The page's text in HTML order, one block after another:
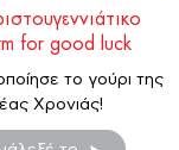
for good luck
το γούρι της
Χρονιάς!